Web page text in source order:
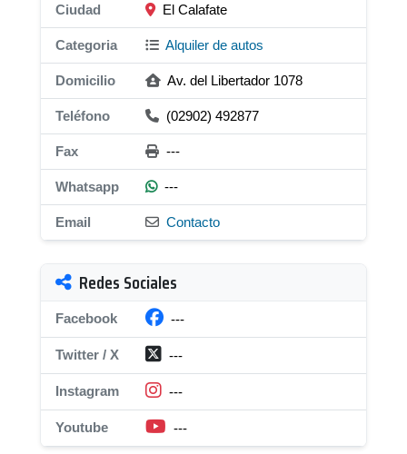
Ciudad El Calafate
Categoria Alquiler de autos
Domicilio Av. del Libertador 1078
Teléfono (02902) 492877
Fax ---
Whatsapp ---
Email Contacto
Redes Sociales
Facebook ---
Twitter / X ---
Instagram ---
Youtube ---